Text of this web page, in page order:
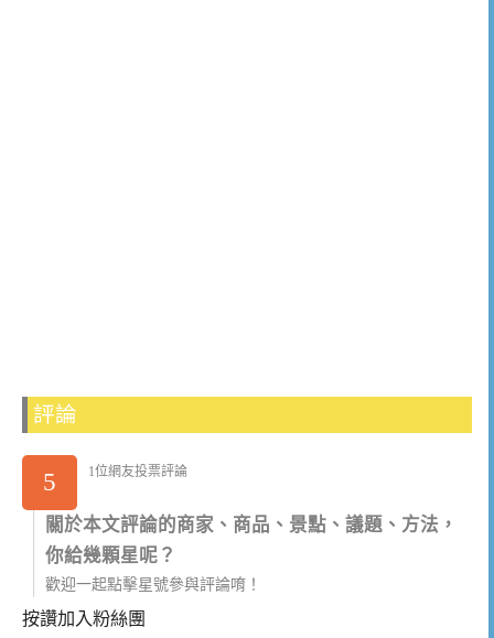
評論
5 1位網友投票評論
關於本文評論的商家、商品、景點、議題、方法，
你給幾顆星呢？
歡迎一起點擊星號參與評論唷！
按讚加入粉絲團